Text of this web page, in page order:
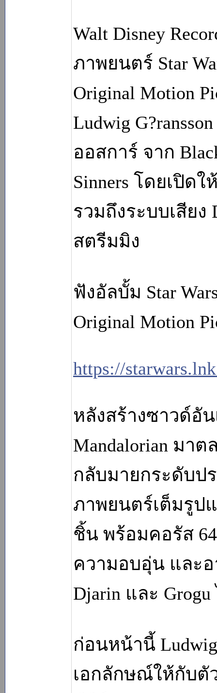
Walt Disney
ภาพยนตร์ Star
Original Motion
Ludwig
ออสการ์ จาก
Sinners โดยเปิด
รวมถึงระบบเสีย
สตรีมมิง
ฟังอัลบั้ม Star
Original Motion
https://
หลังสร้างซาวด์อั
Mandalorian มาต
กลับมายกระดับป
ภาพยนตร์เต็มรูป
ชิ้น พร้อมคอรัส
ความอบอุ่น และ
Djarin และ
ก่อนหน้านี้
เอกลักษณ์ให้กับตั